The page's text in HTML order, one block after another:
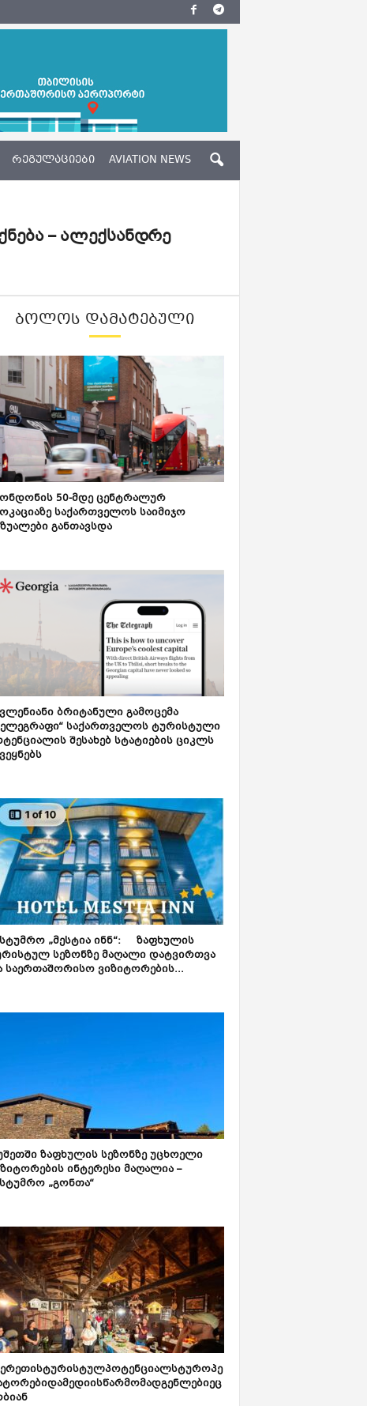
ᲠᲔᲒᲣᲚᲐᲪᲘᲔᲑᲘ AVIATION NEWS
– ალექსანდრე
ᲑᲝᲚᲝᲡ ᲓᲐᲛᲐᲢᲔᲑᲣᲚᲘ
50-მდე ცენტრალურ
საქართველოს საიმიჯო
განთავსდა
ბრიტანული გამოცემა
საქართველოს ტურისტული
შესახებ სტატიების ციკლს
„მესტია ინნ“: ზაფხულის
სეზონზე მაღალი დატვირთვა
საერთაშორისო ვიზიტორების...
ზაფხულის სეზონზე უცხოელი
ინტერესი მაღალია –
„გონთა“